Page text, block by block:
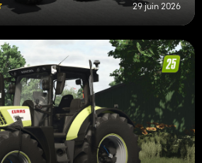
29 juin 2026